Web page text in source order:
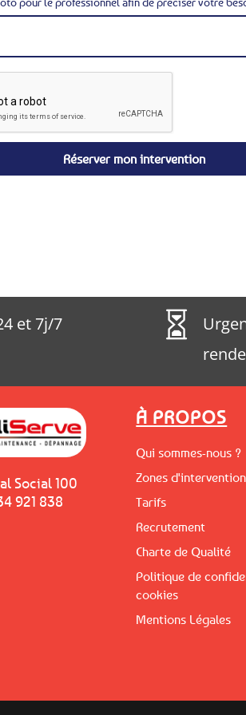
Réserver mon intervention
et 7j/7 
Social 100
921 838
À PROPOS
Qui sommes-nous ?
Zones d'intervention
Tarifs
Recrutement
Charte de Qualité
Politique de
cookies
Mentions Légales